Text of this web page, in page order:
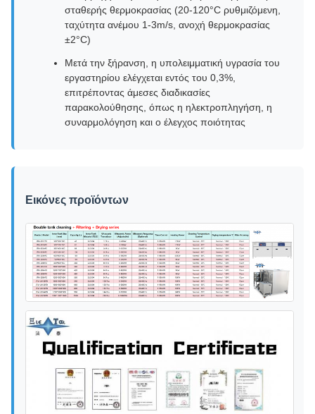
σταθερής θερμοκρασίας (20-120°C ρυθμιζόμενη,
ταχύτητα ανέμου 1-3m/s, ανοχή θερμοκρασίας
±2°C)
Μετά την ξήρανση, η υπολειμματική υγρασία του
εργαστηρίου ελέγχεται εντός του 0,3%,
επιτρέποντας άμεσες διαδικασίες
παρακολούθησης, όπως η ηλεκτροπληγήση, η
συναρμολόγηση και ο έλεγχος ποιότητας
Εικόνες προϊόντων